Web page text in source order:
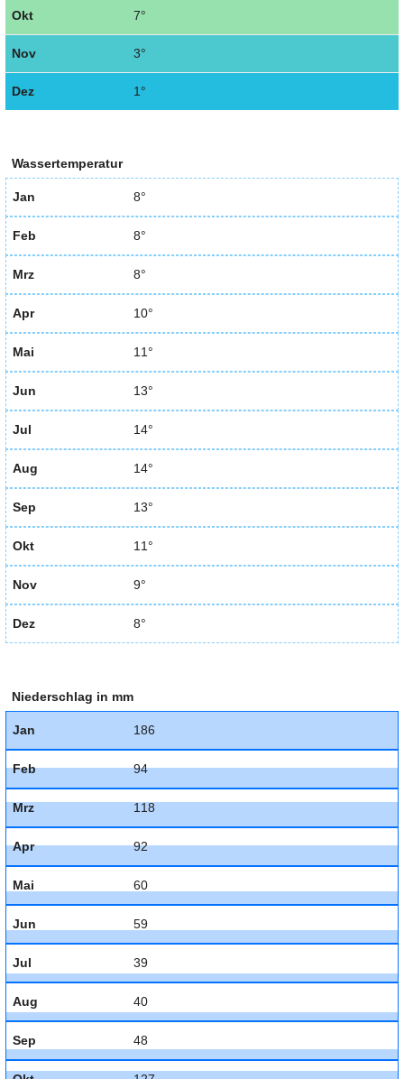
Okt 7°
Nov 3°
Dez 1°
Wassertemperatur
Jan 8°
Feb 8°
Mrz 8°
Apr 10°
Mai 11°
Jun 13°
Jul 14°
Aug 14°
Sep 13°
Okt 11°
Nov 9°
Dez 8°
Niederschlag in mm
Jan 186
Feb 94
Mrz 118
Apr 92
Mai 60
Jun 59
Jul 39
Aug 40
Sep 48